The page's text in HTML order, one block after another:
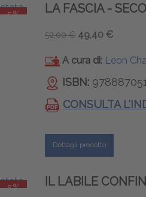
-5% LA FASCIA -
52,00 € 49,40 €
A cura di: Leon
ISBN:
CONSULTA
Dettagli prodotto
-5% IL LABILE